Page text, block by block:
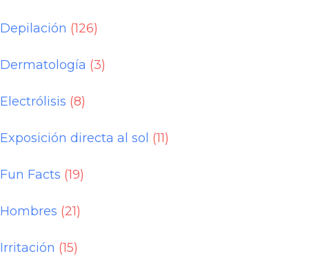
Depilación (126)
Dermatología (3)
Electrólisis (8)
Exposición directa al sol (11)
Fun Facts (19)
Hombres (21)
Irritación (15)